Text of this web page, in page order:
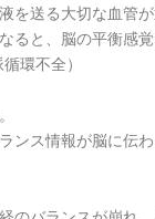
を送る大切な血管が
ると、脳の平衡感
環不全）
ス情報が脳に伝